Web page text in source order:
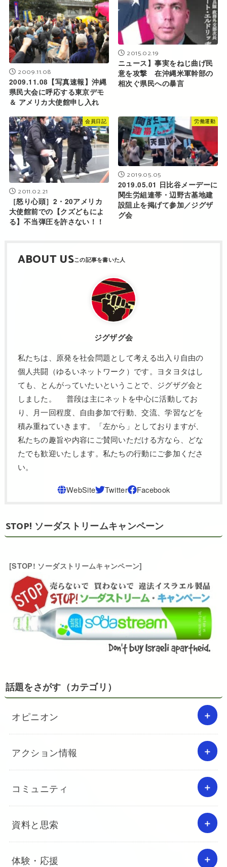
2009.11.08
2009.11.08【写真速報】沖縄
県民大会に呼応する東京デモ
＆ アメリカ大使館申し入れ
2015.02.19
ニュース】事実をねじ曲げ民
意を攻撃 在沖縄米軍幹部の
相次ぐ県民への暴言
会員日記
2011.02.21
［怒り心頭］2・20アメリカ
大使館前での【クズどもによ
る】不当弾圧を許さない！！
労働運動
2019.05.05
2019.05.01 日比谷メーデーに
関生労組連帯・辺野古基地建
設阻止を掲げて参加／ジグザ
グ会
ABOUT US
ジグザグ会
私たちは、原発を社会問題として考える出入り自由の
個人共闘（ゆるいネットワーク）です。ヨタヨタはし
ても、とんがっていたいということで、ジグザグ会と
しました。 普段は主にネットを中心に活動してお
り、月一回程度、自由参加で行動、交流、学習などを
積み重ねていきます。「左から」としておりますが、
私たちの趣旨や内容にご賛同いただける方なら、どな
たでも歓迎いたします。私たちの行動にご参加くださ
い。
STOP! ソーダストリームキャンペーン
[STOP! ソーダストリームキャンペーン]
話題をさがす（カテゴリ）
オピニオン
アクション情報
コミュニティ
資料と思索
体験・応援